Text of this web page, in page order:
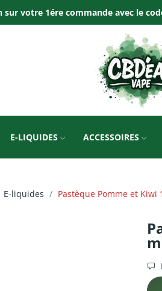
sur votre 1ére commande avec le
E-LIQUIDES ACCESSOIRES
E-liquides Pastèque Pomme et